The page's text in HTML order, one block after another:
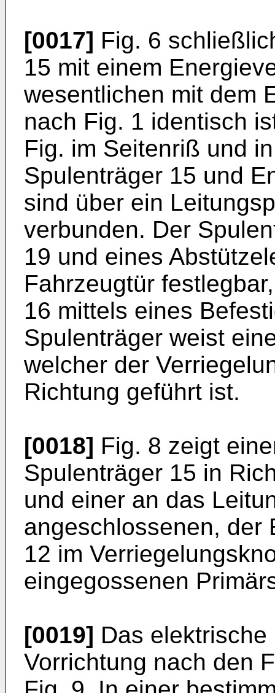
[0017] Fig. 6
15 mit einem
wesentlichen mit dem
nach Fig. 1 identisch
Fig. im Seitenriß und
Spulenträger 15 und
sind über ein
verbunden. Der
19 und eines
Fahrzeugtür
16 mittels eines
Spulenträger weist
welcher der
Richtung geführt ist.
[0018] Fig. 8 zeigt
Spulenträger 15 in
und einer an das
angeschlossenen, der
12 im
eingegossenen
[0019] Das
Vorrichtung nach den